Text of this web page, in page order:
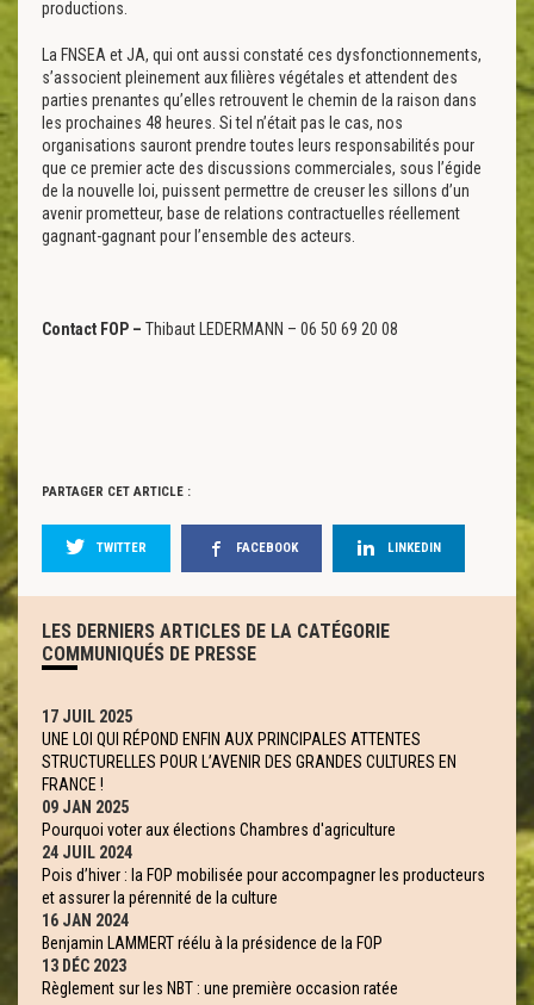
productions.
La FNSEA et JA, qui ont aussi constaté ces dysfonctionnements,
s’associent pleinement aux filières végétales et attendent des
parties prenantes qu’elles retrouvent le chemin de la raison dans
les prochaines 48 heures. Si tel n’était pas le cas, nos
organisations sauront prendre toutes leurs responsabilités pour
que ce premier acte des discussions commerciales, sous l’égide
de la nouvelle loi, puissent permettre de creuser les sillons d’un
avenir prometteur, base de relations contractuelles réellement
gagnant-gagnant pour l’ensemble des acteurs.
Contact FOP – Thibaut LEDERMANN – 06 50 69 20 08
PARTAGER CET ARTICLE :
TWITTER FACEBOOK LINKEDIN
LES DERNIERS ARTICLES DE LA CATÉGORIE
COMMUNIQUÉS DE PRESSE
17 JUIL 2025
UNE LOI QUI RÉPOND ENFIN AUX PRINCIPALES ATTENTES
STRUCTURELLES POUR L’AVENIR DES GRANDES CULTURES EN
FRANCE !
09 JAN 2025
Pourquoi voter aux élections Chambres d'agriculture
24 JUIL 2024
Pois d’hiver : la FOP mobilisée pour accompagner les producteurs
et assurer la pérennité de la culture
16 JAN 2024
Benjamin LAMMERT réélu à la présidence de la FOP
13 DÉC 2023
Règlement sur les NBT : une première occasion ratée